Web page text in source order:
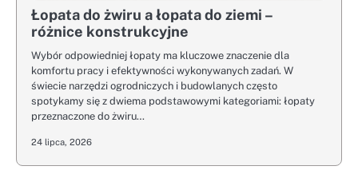
Łopata do żwiru a łopata do ziemi –
różnice konstrukcyjne
Wybór odpowiedniej łopaty ma kluczowe znaczenie dla
komfortu pracy i efektywności wykonywanych zadań. W
świecie narzędzi ogrodniczych i budowlanych często
spotykamy się z dwiema podstawowymi kategoriami: łopaty
przeznaczone do żwiru…
24 lipca, 2026